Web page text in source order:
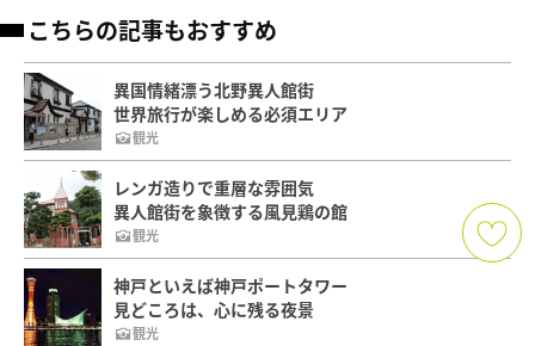
こちらの記事もおすすめ
異国情緒漂う北野異人館街
世界旅行が楽しめる必須エリア
観光
レンガ造りで重層な雰囲気
異人館街を象徴する風見鶏の館
観光
神戸といえば神戸ポートタワー
見どころは、心に残る夜景
観光